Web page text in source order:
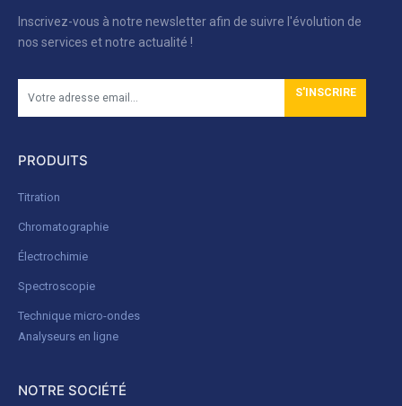
Inscrivez-vous à notre newsletter afin de suivre l'évolution de
nos services et notre actualité !
S'INSCRIRE
PRODUITS
Titration
Chromatographie
Électrochimie
Spectroscopie
Technique micro-ondes
Analyseurs en ligne
NOTRE SOCIÉTÉ